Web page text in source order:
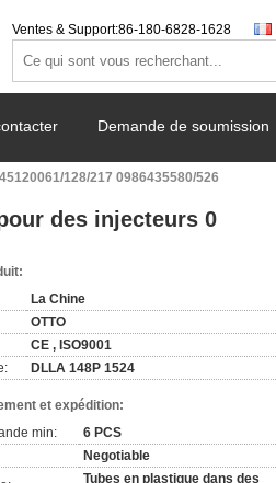
Ventes & Support:86-180-6828-1628
Demande de soumission
128/217 0986435580/526
des injecteurs 0
La Chine
OTTO
CE , ISO9001
DLLA 148P 1524
et expédition:
min:
6 PCS
Negotiable
Tubes en plastique dans des